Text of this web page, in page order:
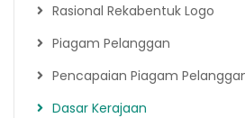
Rasional Rekabentuk Logo
Piagam Pelanggan
Pencapaian Piagam
Dasar Kerajaan